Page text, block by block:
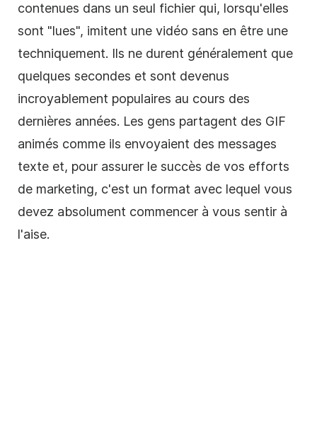
contenues dans un seul fichier qui, lorsqu'elles
sont "lues", imitent une vidéo sans en être une
techniquement. Ils ne durent généralement que
quelques secondes et sont devenus
incroyablement populaires au cours des
dernières années. Les gens partagent des GIF
animés comme ils envoyaient des messages
texte et, pour assurer le succès de vos efforts
de marketing, c'est un format avec lequel vous
devez absolument commencer à vous sentir à
l'aise.